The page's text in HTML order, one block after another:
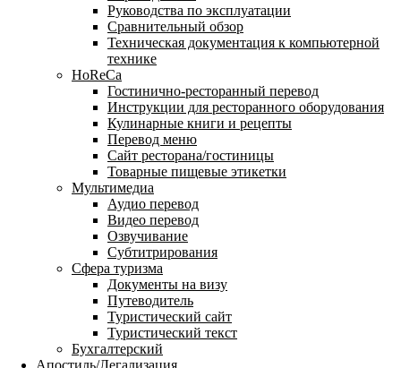
Руководства по эксплуатации
Сравнительный обзор
Техническая документация к компьютерной
технике
HoReCa
Гостинично-ресторанный перевод
Инструкции для ресторанного оборудования
Кулинарные книги и рецепты
Перевод меню
Сайт ресторана/гостиницы
Товарные пищевые этикетки
Мультимедиа
Аудио перевод
Видео перевод
Озвучивание
Субтитрирования
Сфера туризма
Документы на визу
Путеводитель
Туристический сайт
Туристический текст
Бухгалтерский
Апостиль/Легализация